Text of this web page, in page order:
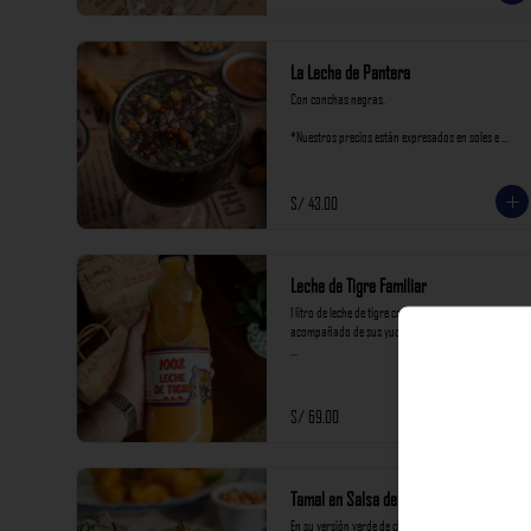
La Leche de Pantera
Con conchas negras.
*Nuestros precios están expresados en soles e
S/ 43.00
Leche de Tigre Familiar
1 litro de leche de tigre con pescado y mariscos,
acompañado de sus yuquitas de carretilla
S/ 69.00
Tamal en Salsa de Langostinos
En su versión verde de choclo tierno.